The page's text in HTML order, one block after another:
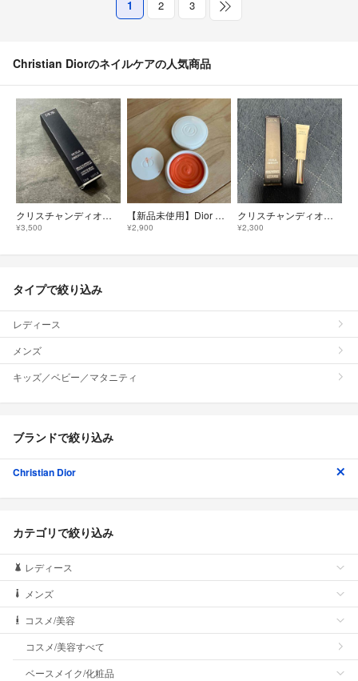
1 2 3
Christian Diorのネイルケアの人気商品
クリスチャンディオール セラム ネイル オイル アブリコ 7.5ml
¥3,500
【新品未使用】Dior ディオール クレーム アブリコ ネイルクリーム
¥2,900
クリスチャンディオール セラム ネイル オイル アブリコ 7.5ml
¥2,300
タイプで絞り込み
レディース
メンズ
キッズ／ベビー／マタニティ
ブランドで絞り込み
Christian Dior
カテゴリで絞り込み
レディース
メンズ
コスメ/美容
コスメ/美容すべて
ベースメイク/化粧品